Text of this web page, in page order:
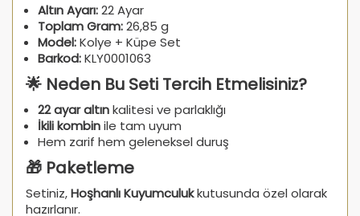
Altın Ayarı:22 Ayar
Toplam Gram:26,85 g
Model:Kolye + Küpe Set
Barkod:KLY0001063
🌟 Neden Bu Seti Tercih Etmelisiniz?
22 ayar altınkalitesi ve parlaklığı
İkili kombinile tam uyum
Hem zarif hem geleneksel duruş
🎁 Paketleme
Setiniz,Hoşhanlı Kuyumculukkutusunda özel olarak
hazırlanır.